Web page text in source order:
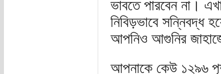
ভাবতে পারবেন না।
নিবিড়ভাবে
আপনিও আগুনির
আপনাকে কেউ ১২৯৬